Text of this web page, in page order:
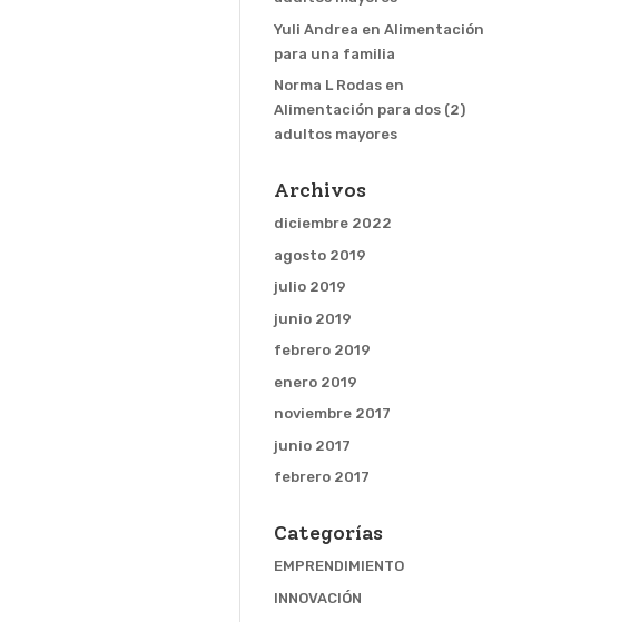
Yuli Andrea enAlimentación
para una familia
Norma L Rodas en
Alimentación para dos (2)
adultos mayores
Archivos
diciembre 2022
agosto 2019
julio 2019
junio 2019
febrero 2019
enero 2019
noviembre 2017
junio 2017
febrero 2017
Categorías
EMPRENDIMIENTO
INNOVACIÓN